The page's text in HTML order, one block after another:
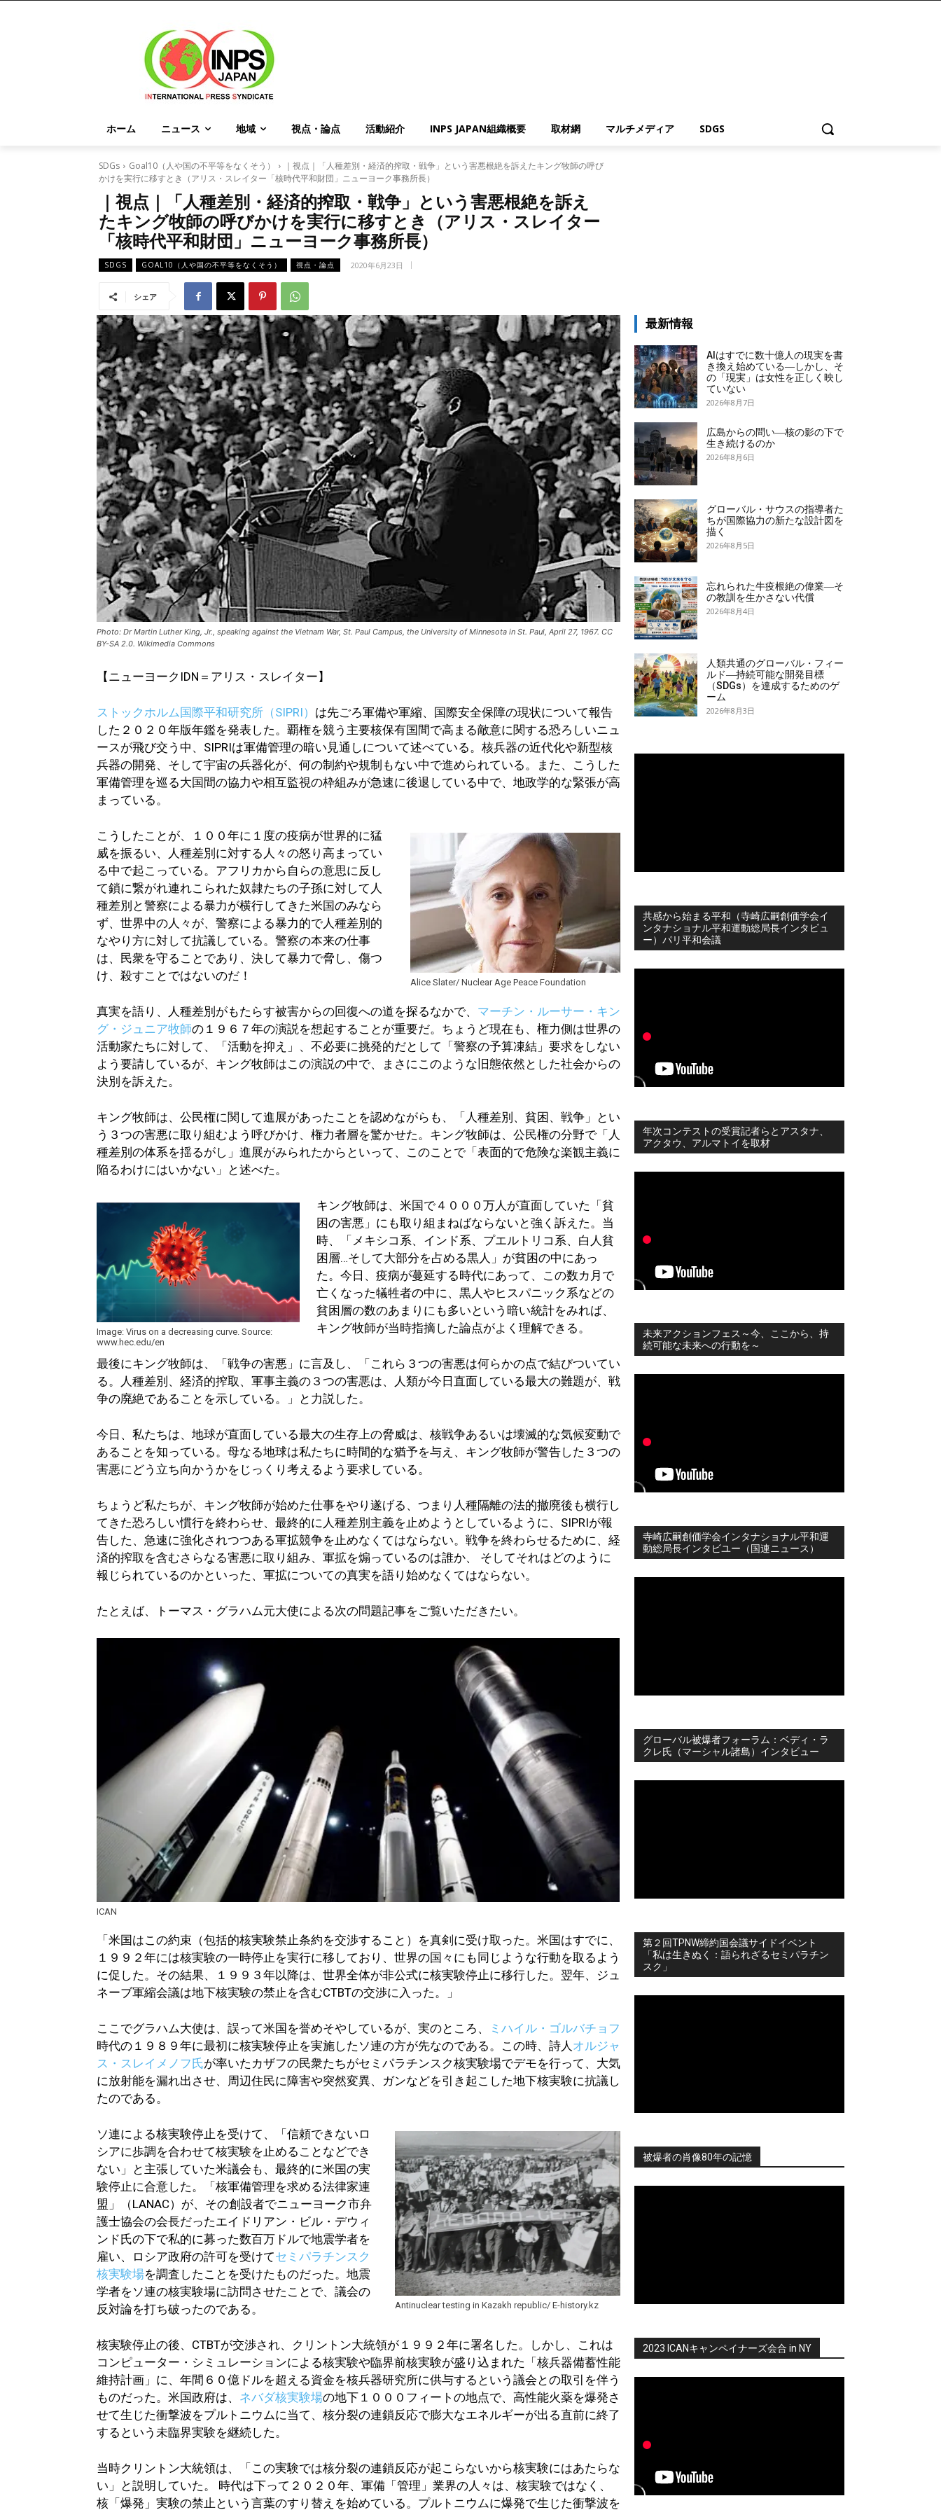
ホーム ニュース 地域 視点・論点 活動紹介 INPS JAPAN組織概要 取材網 マルチメディア SDGS
SDGs Goal10（人や国の不平等をなくそう）
｜視点｜「人種差別・経済的搾取・戦争」という害悪根絶を訴えたキング牧師の呼び
かけを実行に移すとき（アリス・スレイター「核時代平和財団」ニューヨーク事務所長）
｜視点｜「人種差別・経済的搾取・戦争」という害悪根絶を訴え
たキング牧師の呼びかけを実行に移すとき（アリス・スレイター
「核時代平和財団」ニューヨーク事務所長）
SDGS GOAL10（人や国の不平等をなくそう） 視点・論点 2020年6月23日
シェア
Photo: Dr Martin Luther King, Jr., speaking against the Vietnam War, St. Paul Campus, the University of Minnesota in St. Paul, April 27, 1967. CC
BY-SA 2.0. Wikimedia Commons
【ニューヨークIDN＝アリス・スレイター】
ストックホルム国際平和研究所（SIPRI） は先ごろ軍備や軍縮、国際安全保障の現状について報告
した２０２０年版年鑑を発表した。覇権を競う主要核保有国間で高まる敵意に関する恐ろしいニュ
ースが飛び交う中、SIPRIは軍備管理の暗い見通しについて述べている。核兵器の近代化や新型核
兵器の開発、そして宇宙の兵器化が、何の制約や規制もない中で進められている。また、こうした
軍備管理を巡る大国間の協力や相互監視の枠組みが急速に後退している中で、地政学的な緊張が高
まっている。
Alice Slater/ Nuclear Age Peace Foundation
こうしたことが、１００年に１度の疫病が世界的に猛
威を振るい、人種差別に対する人々の怒り高まってい
る中で起こっている。アフリカから自らの意思に反し
て鎖に繋がれ連れこられた奴隷たちの子孫に対して人
種差別と警察による暴力が横行してきた米国のみなら
ず、世界中の人々が、警察による暴力的で人種差別的
なやり方に対して抗議している。警察の本来の仕事
は、民衆を守ることであり、決して暴力で脅し、傷つ
け、殺すことではないのだ！
真実を語り、人種差別がもたらす被害からの回復への道を探るなかで、 マーチン・ルーサー・キン
グ・ジュニア牧師の１９６７年の演説を想起することが重要だ。ちょうど現在も、権力側は世界の
活動家たちに対して、「活動を抑え」、不必要に挑発的だとして「警察の予算凍結」要求をしない
よう要請しているが、キング牧師はこの演説の中で、まさにこのような旧態依然とした社会からの
決別を訴えた。
キング牧師は、公民権に関して進展があったことを認めながらも、「人種差別、貧困、戦争」とい
う３つの害悪に取り組むよう呼びかけ、権力者層を驚かせた。キング牧師は、公民権の分野で「人
種差別の体系を揺るがし」進展がみられたからといって、このことで「表面的で危険な楽観主義に
陥るわけにはいかない」と述べた。
Image: Virus on a decreasing curve. Source:
www.hec.edu/en
キング牧師は、米国で４０００万人が直面していた「貧
困の害悪」にも取り組まねばならないと強く訴えた。当
時、「メキシコ系、インド系、プエルトリコ系、白人貧
困層…そして大部分を占める黒人」が貧困の中にあっ
た。今日、疫病が蔓延する時代にあって、この数カ月で
亡くなった犠牲者の中に、黒人やヒスパニック系などの
貧困層の数のあまりにも多いという暗い統計をみれば、
キング牧師が当時指摘した論点がよく理解できる。
最後にキング牧師は、「戦争の害悪」に言及し、「これら３つの害悪は何らかの点で結びついてい
る。人種差別、経済的搾取、軍事主義の３つの害悪は、人類が今日直面している最大の難題が、戦
争の廃絶であることを示している。」と力説した。
今日、私たちは、地球が直面している最大の生存上の脅威は、核戦争あるいは壊滅的な気候変動で
あることを知っている。母なる地球は私たちに時間的な猶予を与え、キング牧師が警告した３つの
害悪にどう立ち向かうかをじっくり考えるよう要求している。
ちょうど私たちが、キング牧師が始めた仕事をやり遂げる、つまり人種隔離の法的撤廃後も横行し
てきた恐ろしい慣行を終わらせ、最終的に人種差別主義を止めようとしているように、SIPRIが報
告した、急速に強化されつつある軍拡競争を止めなくてはならない。戦争を終わらせるために、経
済的搾取を含むさらなる害悪に取り組み、軍拡を煽っているのは誰か、 そしてそれはどのように
報じられているのかといった、軍拡についての真実を語り始めなくてはならない。
たとえば、トーマス・グラハム元大使による次の問題記事をご覧いただきたい。
ICAN
「米国はこの約束（包括的核実験禁止条約を交渉すること）を真剣に受け取った。米国はすでに、
１９９２年には核実験の一時停止を実行に移しており、世界の国々にも同じような行動を取るよう
に促した。その結果、１９９３年以降は、世界全体が非公式に核実験停止に移行した。翌年、ジュ
ネーブ軍縮会議は地下核実験の禁止を含むCTBTの交渉に入った。」
ここでグラハム大使は、誤って米国を誉めそやしているが、実のところ、
ミハイル・ゴルバチョフ
時代の１９８９年に最初に核実験停止を実施したソ連の方が先なのである。この時、詩人 オルジャ
ス・スレイメノフ氏が率いたカザフの民衆たちがセミパラチンスク核実験場でデモを行って、大気
に放射能を漏れ出させ、周辺住民に障害や突然変異、ガンなどを引き起こした地下核実験に抗議し
たのである。
Antinuclear testing in Kazakh republic/ E-history.kz
ソ連による核実験停止を受けて、「信頼できないロ
シアに歩調を合わせて核実験を止めることなどでき
ない」と主張していた米議会も、最終的に米国の実
験停止に合意した。「核軍備管理を求める法律家連
盟」（LANAC）が、その創設者でニューヨーク市弁
護士協会の会長だったエイドリアン・ビル・デウィ
ンド氏の下で私的に募った数百万ドルで地震学者を
雇い、ロシア政府の許可を受けてセミパラチンスク
核実験場を調査したことを受けたものだった。地震
学者をソ連の核実験場に訪問させたことで、議会の
反対論を打ち破ったのである。
核実験停止の後、CTBTが交渉され、クリントン大統領が１９９２年に署名した。しかし、これは
コンピューター・シミュレーションによる核実験や臨界前核実験が盛り込まれた「核兵器備蓄性能
維持計画」に、年間６０億ドルを超える資金を核兵器研究所に供与するという議会との取引を伴う
ものだった。米国政府は、 ネバダ核実験場の地下１０００フィートの地点で、高性能火薬を爆発さ
せて生じた衝撃波をプルトニウムに当て、核分裂の連鎖反応で膨大なエネルギーが出る直前に終了
するという未臨界実験を継続した。
当時クリントン大統領は、「この実験では核分裂の連鎖反応が起こらないから核実験にはあたらな
い」と説明していた。 時代は下って２０２０年、軍備「管理」業界の人々は、核実験ではなく、
核「爆発」実験の禁止という言葉のすり替えを始めている。プルトニウムに爆発で生じた衝撃波を
最新情報
AIはすでに数十億人の現実を書
き換え始めている―しかし、そ
の「現実」は女性を正しく映し
ていない
2026年8月7日
広島からの問い―核の影の下で
生き続けるのか
2026年8月6日
グローバル・サウスの指導者た
ちが国際協力の新たな設計図を
描く
2026年8月5日
忘れられた牛疫根絶の偉業―そ
の教訓を生かさない代償
2026年8月4日
人類共通のグローバル・フィー
ルド―持続可能な開発目標
（SDGs）を達成するためのゲ
ーム
2026年8月3日
共感から始まる平和（寺崎広嗣創価学会イ
ンタナショナル平和運動総局長インタビュ
ー）パリ平和会議
年次コンテストの受賞記者らとアスタナ、
アクタウ、アルマトイを取材
未来アクションフェス～今、ここから、持
続可能な未来への行動を～
寺崎広嗣創価学会インタナショナル平和運
動総局長インタビユー（国連ニュース）
グローバル被爆者フォーラム：ベディ・ラ
クレ氏（マーシャル諸島）インタビュー
第２回TPNW締約国会議サイドイベント
「私は生きぬく：語られざるセミパラチン
スク」
被爆者の肖像80年の記憶
2023 ICANキャンペイナーズ会合 in NY